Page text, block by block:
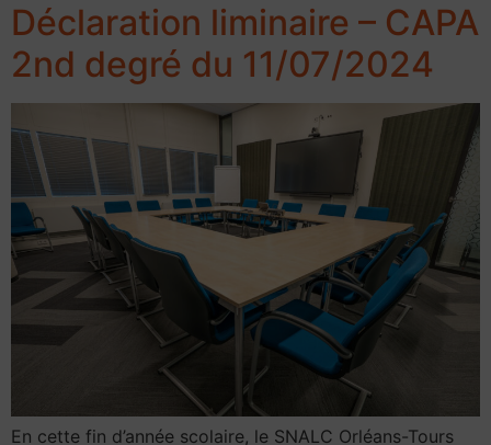
Déclaration liminaire – CAPA
2nd degré du 11/07/2024
En cette fin d’année scolaire, le SNALC Orléans-Tours